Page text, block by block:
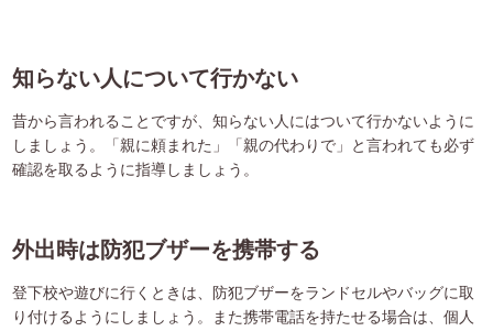
知らない人について行かない
昔から言われることですが、知らない人にはついて行かないように
しましょう。「親に頼まれた」「親の代わりで」と言われても必ず
確認を取るように指導しましょう。
外出時は防犯ブザーを携帯する
登下校や遊びに行くときは、防犯ブザーをランドセルやバッグに取
り付けるようにしましょう。また携帯電話を持たせる場合は、個人